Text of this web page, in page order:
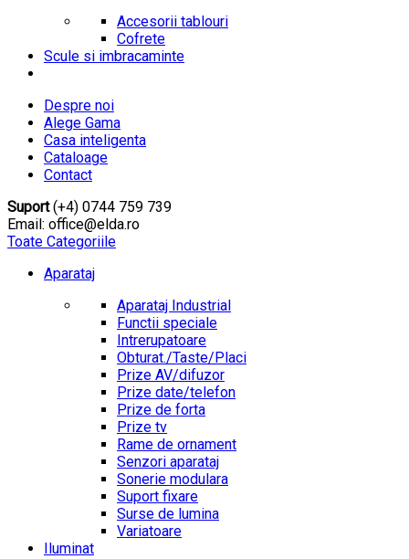
Accesorii tablouri
Cofrete
Scule si imbracaminte
Despre noi
Alege Gama
Casa inteligenta
Cataloage
Contact
Suport(+4) 0744 759 739
Email: office@elda.ro
Toate Categoriile
Aparataj
Aparataj Industrial
Functii speciale
Intrerupatoare
Obturat./Taste/Placi
Prize AV/difuzor
Prize date/telefon
Prize de forta
Prize tv
Rame de ornament
Senzori aparataj
Sonerie modulara
Suport fixare
Surse de lumina
Variatoare
Iluminat